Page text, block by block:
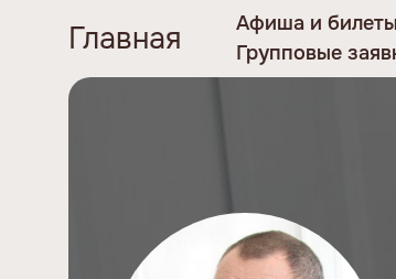
Главная Афиша и билеты
Групповые